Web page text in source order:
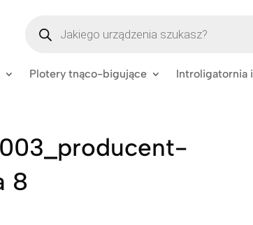
produktów
Plotery tnąco-bigujące Introligatornia
8